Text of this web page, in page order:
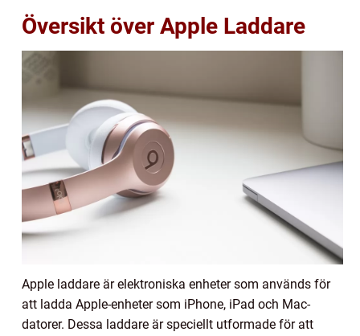
Översikt över Apple Laddare
Apple laddare är elektroniska enheter som används för
att ladda Apple-enheter som iPhone, iPad och Mac-
datorer. Dessa laddare är speciellt utformade för att